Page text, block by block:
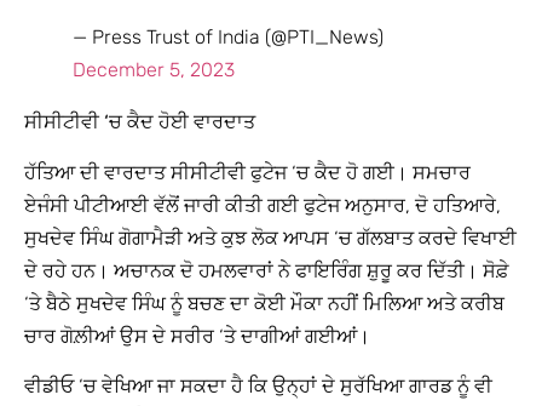
— Press Trust of India (@PTI_News)
December 5, 2023
ਸੀਸੀਟੀਵੀ ‘ਚ ਕੈਦ ਹੋਈ ਵਾਰਦਾਤ
ਹੱਤਿਆ ਦੀ ਵਾਰਦਾਤ ਸੀਸੀਟੀਵੀ ਫੁਟੇਜ ‘ਚ ਕੈਦ ਹੋ ਗਈ। ਸਮਚਾਰ
ਏਜੰਸੀ ਪੀਟੀਆਈ ਵੱਲੋਂ ਜਾਰੀ ਕੀਤੀ ਗਈ ਫੁਟੇਜ ਅਨੁਸਾਰ, ਦੋ ਹਤਿਆਰੇ,
ਸੁਖਦੇਵ ਸਿੰਘ ਗੋਗਾਮੈੜੀ ਅਤੇ ਕੁਝ ਲੋਕ ਆਪਸ ‘ਚ ਗੱਲਬਾਤ ਕਰਦੇ ਵਿਖਾਈ
ਦੇ ਰਹੇ ਹਨ। ਅਚਾਨਕ ਦੋ ਹਮਲਵਾਰਾਂ ਨੇ ਫਾਇਰਿੰਗ ਸ਼ੁਰੂ ਕਰ ਦਿੱਤੀ। ਸੋਫ਼ੇ
‘ਤੇ ਬੈਠੇ ਸੁਖਦੇਵ ਸਿੰਘ ਨੂੰ ਬਚਣ ਦਾ ਕੋਈ ਮੌਕਾ ਨਹੀਂ ਮਿਲਿਆ ਅਤੇ ਕਰੀਬ
ਚਾਰ ਗੋਲ਼ੀਆਂ ਉਸ ਦੇ ਸਰੀਰ ‘ਤੇ ਦਾਗੀਆਂ ਗਈਆਂ।
ਵੀਡੀਓ ‘ਚ ਵੇਖਿਆ ਜਾ ਸਕਦਾ ਹੈ ਕਿ ਉਨ੍ਹਾਂ ਦੇ ਸੁਰੱਖਿਆ ਗਾਰਡ ਨੂੰ ਵੀ